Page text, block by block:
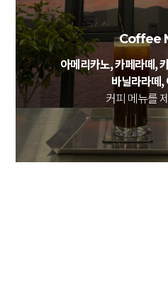
Coffee
아메리카노, 카페라떼,
바닐라라떼,
커피 메뉴를